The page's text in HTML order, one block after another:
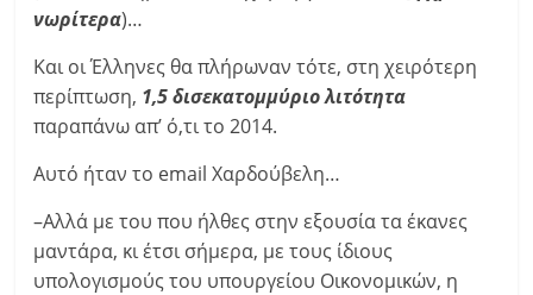
νωρίτερα)…
Και οι Έλληνες θα πλήρωναν τότε, στη χειρότερη
περίπτωση, 1,5 δισεκατομμύριο λιτότητα
παραπάνω απ’ ό,τι το 2014.
Αυτό ήταν το email Χαρδούβελη…
–Αλλά με του που ήλθες στην εξουσία τα έκανες
μαντάρα, κι έτσι σήμερα, με τους ίδιους
υπολογισμούς του υπουργείου Οικονομικών, η